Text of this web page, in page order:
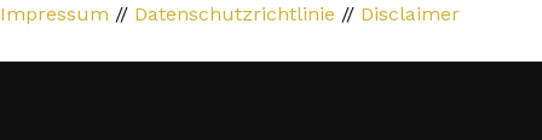
Impressum // Datenschutzrichtlinie // Disclaimer